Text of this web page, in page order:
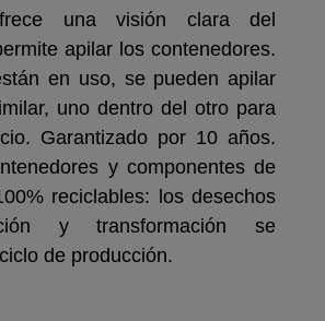
una visión clara del
apilar los contenedores.
en uso, se pueden apilar
uno dentro del otro para
Garantizado por 10 años.
y componentes de
reciclables: los desechos
y transformación se
de producción.